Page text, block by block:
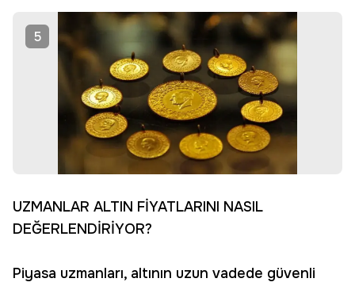
5
UZMANLAR ALTIN FİYATLARINI NASIL
DEĞERLENDİRİYOR?
Piyasa uzmanları, altının uzun vadede güvenli